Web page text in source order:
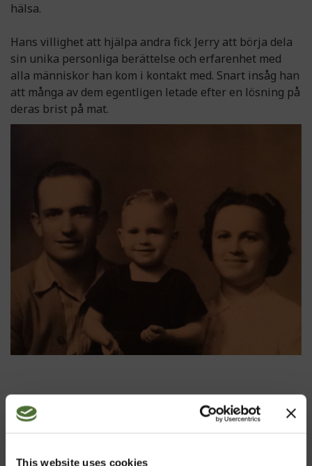
This website uses cookies
hälsa.
Hans villighet att hjälpa andra fick Jerry att börja dela
sin unika personliga berättelse och erfarenhet med
alla människor han kom i kontakt med. Snart insåg han
att många av dem egentligen letade efter en lösning på
deras brist på mat.